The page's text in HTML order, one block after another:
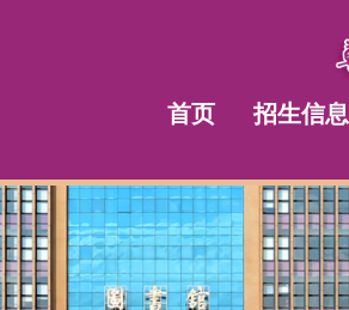
首页 招生信息